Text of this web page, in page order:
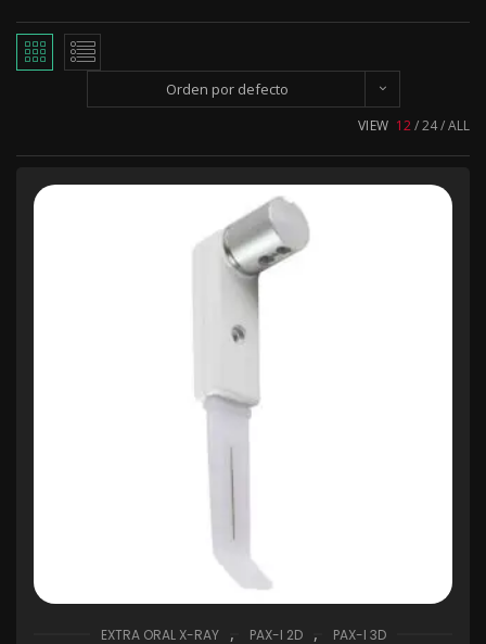
Orden por defecto
VIEW 12 24 ALL
EXTRA ORAL X-RAY , PAX-I 2D , PAX-I 3D